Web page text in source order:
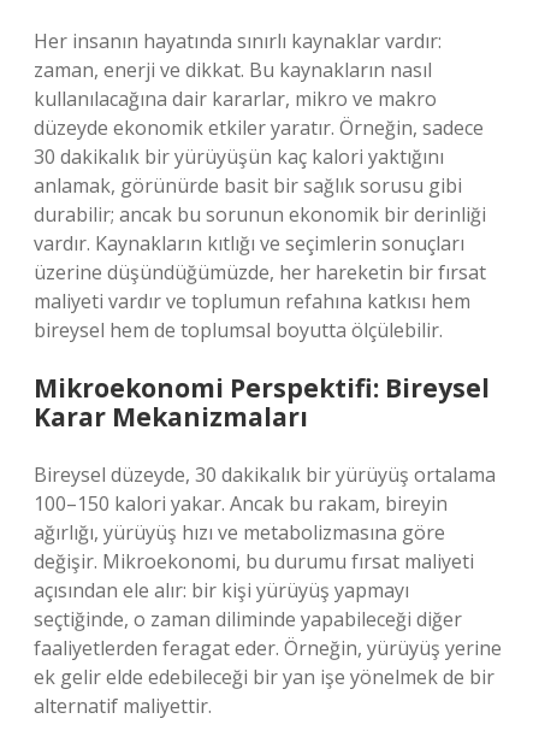
Her insanın hayatında sınırlı kaynaklar vardır:
zaman, enerji ve dikkat. Bu kaynakların nasıl
kullanılacağına dair kararlar, mikro ve makro
düzeyde ekonomik etkiler yaratır. Örneğin, sadece
30 dakikalık bir yürüyüşün kaç kalori yaktığını
anlamak, görünürde basit bir sağlık sorusu gibi
durabilir; ancak bu sorunun ekonomik bir derinliği
vardır. Kaynakların kıtlığı ve seçimlerin sonuçları
üzerine düşündüğümüzde, her hareketin bir fırsat
maliyeti vardır ve toplumun refahına katkısı hem
bireysel hem de toplumsal boyutta ölçülebilir.
Mikroekonomi Perspektifi: Bireysel
Karar Mekanizmaları
Bireysel düzeyde, 30 dakikalık bir yürüyüş ortalama
100–150 kalori yakar. Ancak bu rakam, bireyin
ağırlığı, yürüyüş hızı ve metabolizmasına göre
değişir. Mikroekonomi, bu durumu fırsat maliyeti
açısından ele alır: bir kişi yürüyüş yapmayı
seçtiğinde, o zaman diliminde yapabileceği diğer
faaliyetlerden feragat eder. Örneğin, yürüyüş yerine
ek gelir elde edebileceği bir yan işe yönelmek de bir
alternatif maliyettir.